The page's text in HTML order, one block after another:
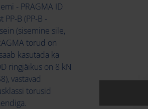
- PRAGMA ID
B (PP-B -
(sisemine sile,
torud on
kasutada ka
ringjäikus on 8 kN
vastavad
torusid